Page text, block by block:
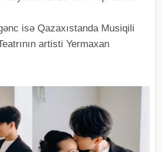
isə Qazaxıstanda Musiqili
artisti Yermaxan